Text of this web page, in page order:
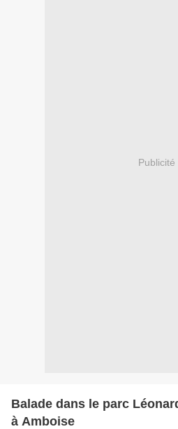
Publicité
Balade dans le parc
à Amboise